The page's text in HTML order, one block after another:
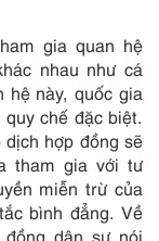
gia quan hệ
nhau như cá
hệ này, quốc gia
chế đặc biệt.
hợp đồng sẽ
tham gia với tư
miễn trừ của
bình đẳng. Về
dân sự nói